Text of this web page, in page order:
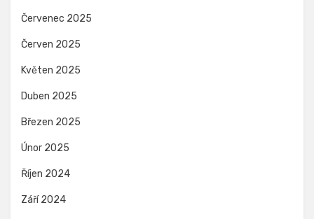
Červenec 2025
Červen 2025
Květen 2025
Duben 2025
Březen 2025
Únor 2025
Říjen 2024
Září 2024